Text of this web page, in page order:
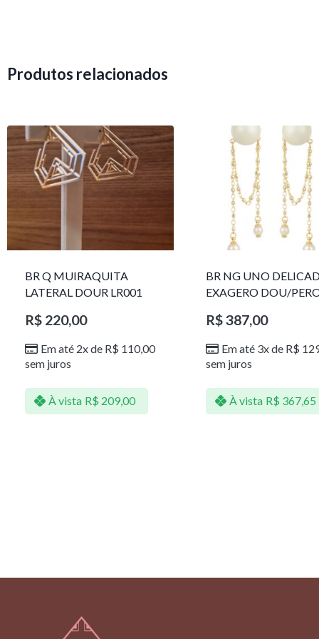
Produtos relacionados
BR Q MUIRAQUITA
LATERAL DOUR LR001
R$220,00
Em até 2x de R$ 110,00
sem juros
À vista R$ 209,00
BR NG UNO
EXAGERO DOU/
R$387,00
Em até 3x de R$
sem juros
À vista R$ 367,65